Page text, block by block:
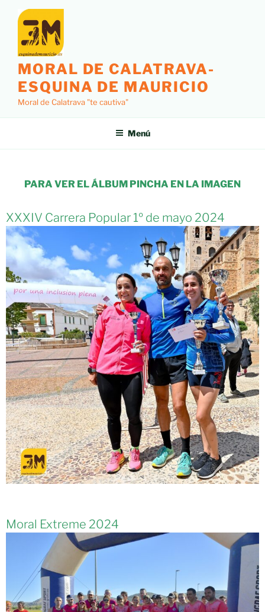
MORAL DE CALATRAVA-
ESQUINA DE MAURICIO
Moral de Calatrava "te cautiva"
Menú
PARA VER EL ÁLBUM PINCHA EN LA IMAGEN
XXXIV Carrera Popular 1º de mayo 2024
Moral Extreme 2024